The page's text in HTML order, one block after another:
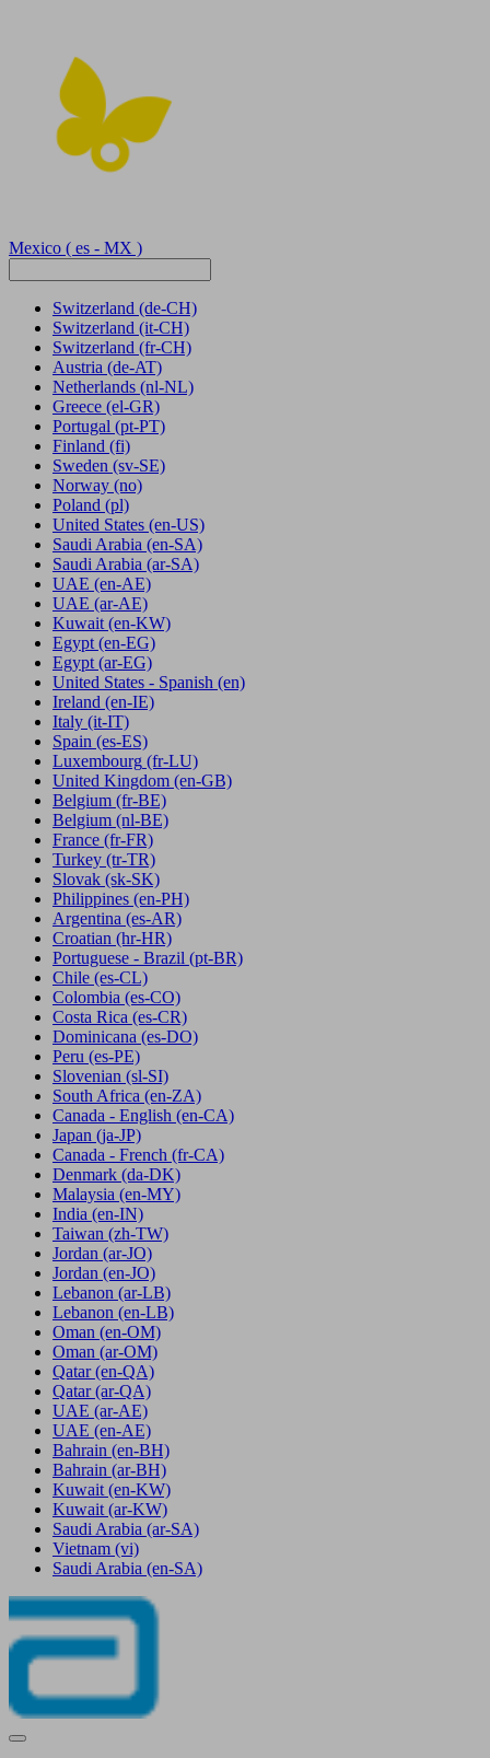
Mexico ( es - MX )
Switzerland (de-CH)
Switzerland (it-CH)
Switzerland (fr-CH)
Austria (de-AT)
Netherlands (nl-NL)
Greece (el-GR)
Portugal (pt-PT)
Finland (fi)
Sweden (sv-SE)
Norway (no)
Poland (pl)
United States (en-US)
Saudi Arabia (en-SA)
Saudi Arabia (ar-SA)
UAE (en-AE)
UAE (ar-AE)
Kuwait (en-KW)
Egypt (en-EG)
Egypt (ar-EG)
United States - Spanish (en)
Ireland (en-IE)
Italy (it-IT)
Spain (es-ES)
Luxembourg (fr-LU)
United Kingdom (en-GB)
Belgium (fr-BE)
Belgium (nl-BE)
France (fr-FR)
Turkey (tr-TR)
Slovak (sk-SK)
Philippines (en-PH)
Argentina (es-AR)
Croatian (hr-HR)
Portuguese - Brazil (pt-BR)
Chile (es-CL)
Colombia (es-CO)
Costa Rica (es-CR)
Dominicana (es-DO)
Peru (es-PE)
Slovenian (sl-SI)
South Africa (en-ZA)
Canada - English (en-CA)
Japan (ja-JP)
Canada - French (fr-CA)
Denmark (da-DK)
Malaysia (en-MY)
India (en-IN)
Taiwan (zh-TW)
Jordan (ar-JO)
Jordan (en-JO)
Lebanon (ar-LB)
Lebanon (en-LB)
Oman (en-OM)
Oman (ar-OM)
Qatar (en-QA)
Qatar (ar-QA)
UAE (ar-AE)
UAE (en-AE)
Bahrain (en-BH)
Bahrain (ar-BH)
Kuwait (en-KW)
Kuwait (ar-KW)
Saudi Arabia (ar-SA)
Vietnam (vi)
Saudi Arabia (en-SA)